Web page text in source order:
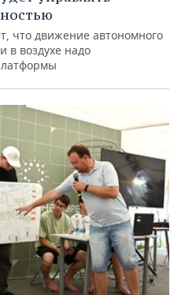
что движение автономного
в воздухе надо